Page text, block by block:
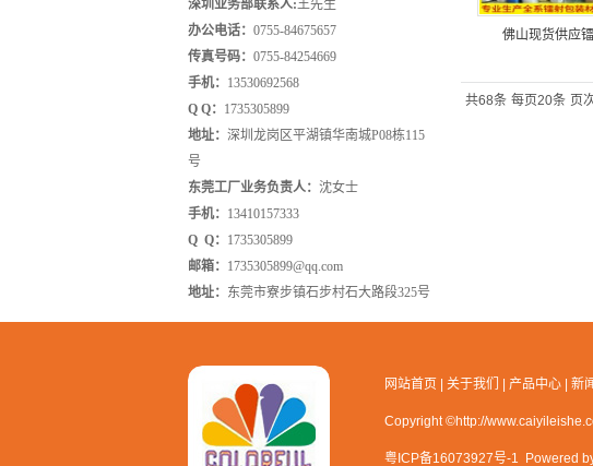
深圳业务部联系人:王先生
办公电话： 0755-84675657
传真号码： 0755-84254669
手机： 13530692568
Q Q： 1735305899
地址： 深圳龙岗区平湖镇华南城P08栋115
号
东莞工厂业务负责人： 沈女士
手机： 13410157333
Q Q： 1735305899
邮箱： 1735305899@qq.com
地址： 东莞市寮步镇石步村石大路段325号
佛山现货供应
共68条 每页20条 页
网站首页 关于我们 产品中心 新
Copyright ©http://
粤ICP备16073927号-1 Powered